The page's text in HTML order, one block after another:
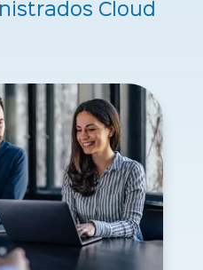
Cloud